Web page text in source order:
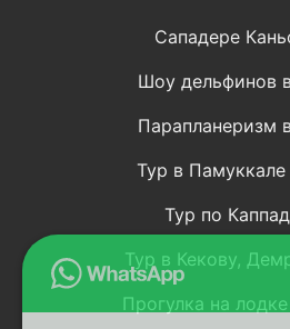
Сападере
Шоу дельфинов
Парапланеризм
Тур в
Тур по
Тур в Кекову,
Прогулка на